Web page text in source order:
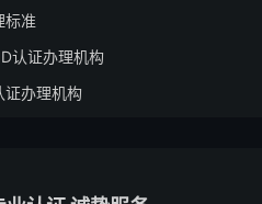
标准
认证办理机构
证办理机构